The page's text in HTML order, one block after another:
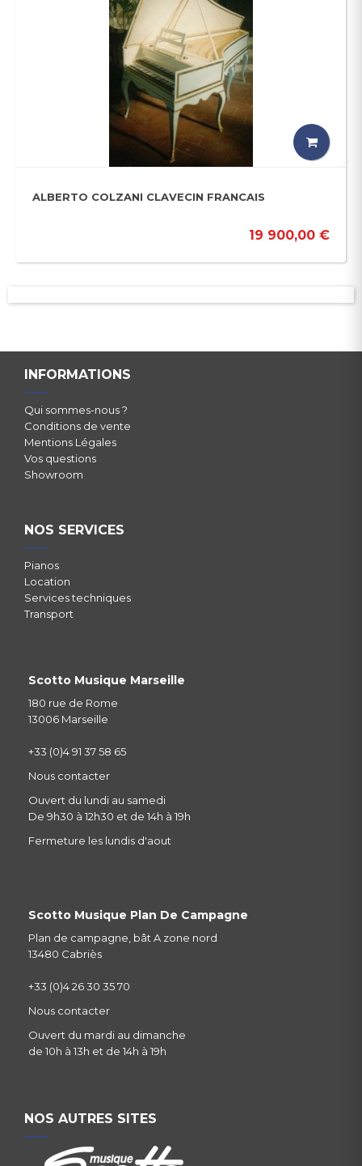
ALBERTO COLZANI CLAVECIN FRANCAIS
19 900,00 €
INFORMATIONS
Qui sommes-nous ?
Conditions de vente
Mentions Légales
Vos questions
Showroom
NOS SERVICES
Pianos
Location
Services techniques
Transport
Scotto Musique Marseille
180 rue de Rome
13006 Marseille
+33 (0)4 91 37 58 65
Nous contacter
Ouvert du lundi au samedi
De 9h30 à 12h30 et de 14h à 19h
Fermeture les lundis d'aout
Scotto Musique Plan De Campagne
Plan de campagne, bât A zone nord
13480 Cabriès
+33 (0)4 26 30 35 70
Nous contacter
Ouvert du mardi au dimanche
de 10h à 13h et de 14h à 19h
NOS AUTRES SITES